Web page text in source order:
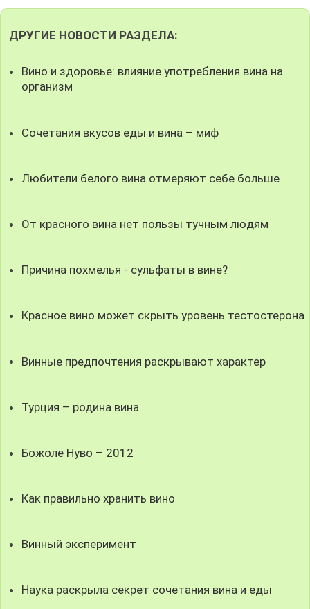
ДРУГИЕ НОВОСТИ РАЗДЕЛА:
Вино и здоровье: влияние употребления вина на
организм
Сочетания вкусов еды и вина – миф
Любители белого вина отмеряют себе больше
От красного вина нет пользы тучным людям
Причина похмелья - сульфаты в вине?
Красное вино может скрыть уровень тестостерона
Винные предпочтения раскрывают характер
Турция – родина вина
Божоле Нуво – 2012
Как правильно хранить вино
Винный эксперимент
Наука раскрыла секрет сочетания вина и еды